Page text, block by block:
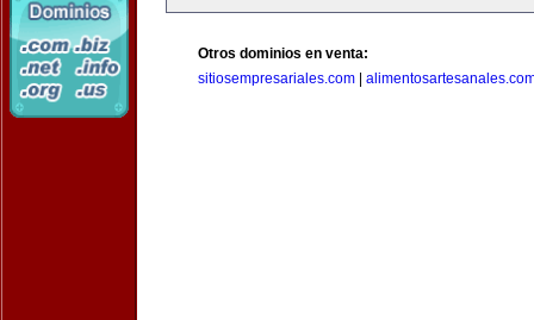
Otros dominios en venta:
sitiosempresariales.com